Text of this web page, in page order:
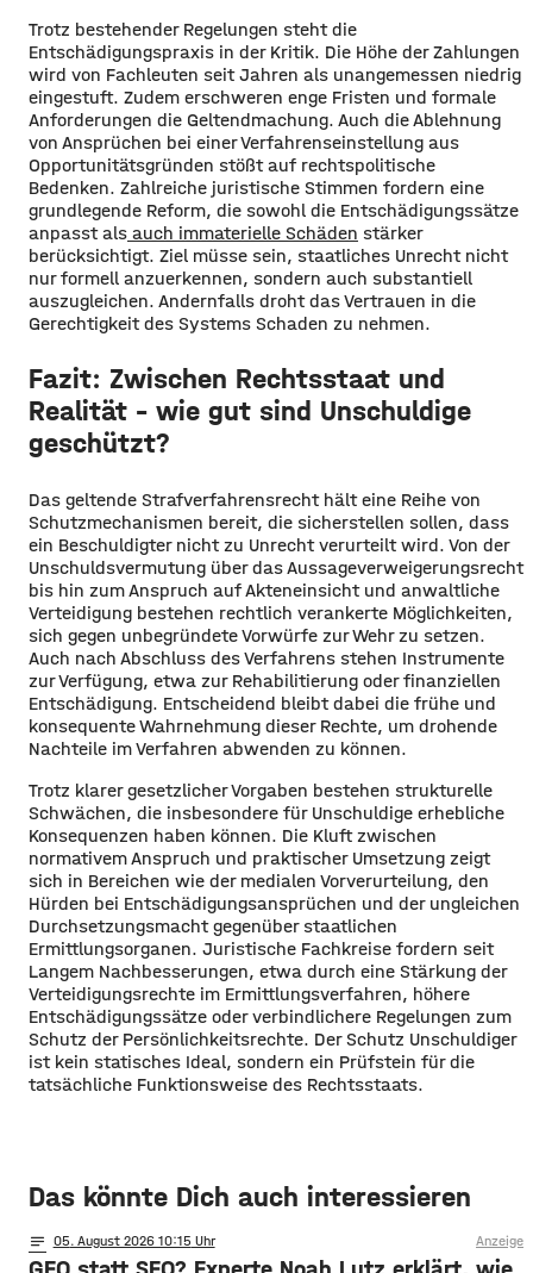
Trotz bestehender Regelungen steht die
Entschädigungspraxis in der Kritik. Die Höhe der Zahlungen
wird von Fachleuten seit Jahren als unangemessen niedrig
eingestuft. Zudem erschweren enge Fristen und formale
Anforderungen die Geltendmachung. Auch die Ablehnung
von Ansprüchen bei einer Verfahrenseinstellung aus
Opportunitätsgründen stößt auf rechtspolitische
Bedenken. Zahlreiche juristische Stimmen fordern eine
grundlegende Reform, die sowohl die Entschädigungssätze
anpasst als auch immaterielle Schäden stärker
berücksichtigt. Ziel müsse sein, staatliches Unrecht nicht
nur formell anzuerkennen, sondern auch substantiell
auszugleichen. Andernfalls droht das Vertrauen in die
Gerechtigkeit des Systems Schaden zu nehmen.
Fazit: Zwischen Rechtsstaat und
Realität – wie gut sind Unschuldige
geschützt?
Das geltende Strafverfahrensrecht hält eine Reihe von
Schutzmechanismen bereit, die sicherstellen sollen, dass
ein Beschuldigter nicht zu Unrecht verurteilt wird. Von der
Unschuldsvermutung über das Aussageverweigerungsrecht
bis hin zum Anspruch auf Akteneinsicht und anwaltliche
Verteidigung bestehen rechtlich verankerte Möglichkeiten,
sich gegen unbegründete Vorwürfe zur Wehr zu setzen.
Auch nach Abschluss des Verfahrens stehen Instrumente
zur Verfügung, etwa zur Rehabilitierung oder finanziellen
Entschädigung. Entscheidend bleibt dabei die frühe und
konsequente Wahrnehmung dieser Rechte, um drohende
Nachteile im Verfahren abwenden zu können.
Trotz klarer gesetzlicher Vorgaben bestehen strukturelle
Schwächen, die insbesondere für Unschuldige erhebliche
Konsequenzen haben können. Die Kluft zwischen
normativem Anspruch und praktischer Umsetzung zeigt
sich in Bereichen wie der medialen Vorverurteilung, den
Hürden bei Entschädigungsansprüchen und der ungleichen
Durchsetzungsmacht gegenüber staatlichen
Ermittlungsorganen. Juristische Fachkreise fordern seit
Langem Nachbesserungen, etwa durch eine Stärkung der
Verteidigungsrechte im Ermittlungsverfahren, höhere
Entschädigungssätze oder verbindlichere Regelungen zum
Schutz der Persönlichkeitsrechte. Der Schutz Unschuldiger
ist kein statisches Ideal, sondern ein Prüfstein für die
tatsächliche Funktionsweise des Rechtsstaats.
Das könnte Dich auch interessieren
notes 05. August 2026 10:15 Anzeige